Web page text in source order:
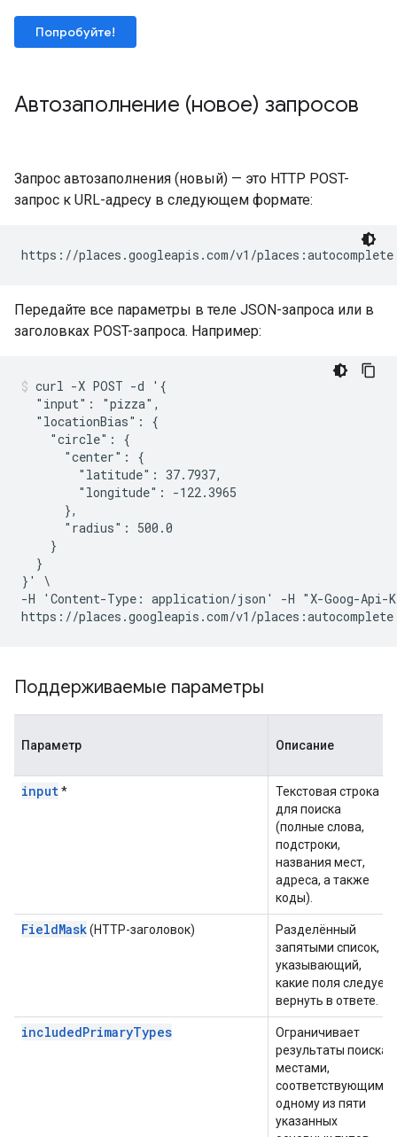
Попробуйте!
Автозаполнение (новое) запросов
Запрос автозаполнения (новый) — это HTTP POST-
запрос к URL-адресу в следующем формате:
Передайте все параметры в теле JSON-запроса или в
заголовках POST-запроса. Например:
curl -X POST -d '{
  "input": "pizza",
  "locationBias": {
    "circle": {
      "center": {
        "latitude": 37.7937,
        "longitude": -122.3965
      },
      "radius": 500.0
    }
  }
}' \
-H 'Content-Type: application/json' -H "X-Goog-Api-
Поддерживаемые параметры
Параметр Описание
input*
Текстовая строка
для поиска
(полные слова,
подстроки,
названия мест,
адреса, а также
коды).
FieldMask(HTTP-заголовок)
Разделённый
запятыми список,
указывающий,
какие поля следует
вернуть в ответе.
includedPrimaryTypes
Ограничивает
результаты поиска
местами,
соответствующими
одному из пяти
указанных